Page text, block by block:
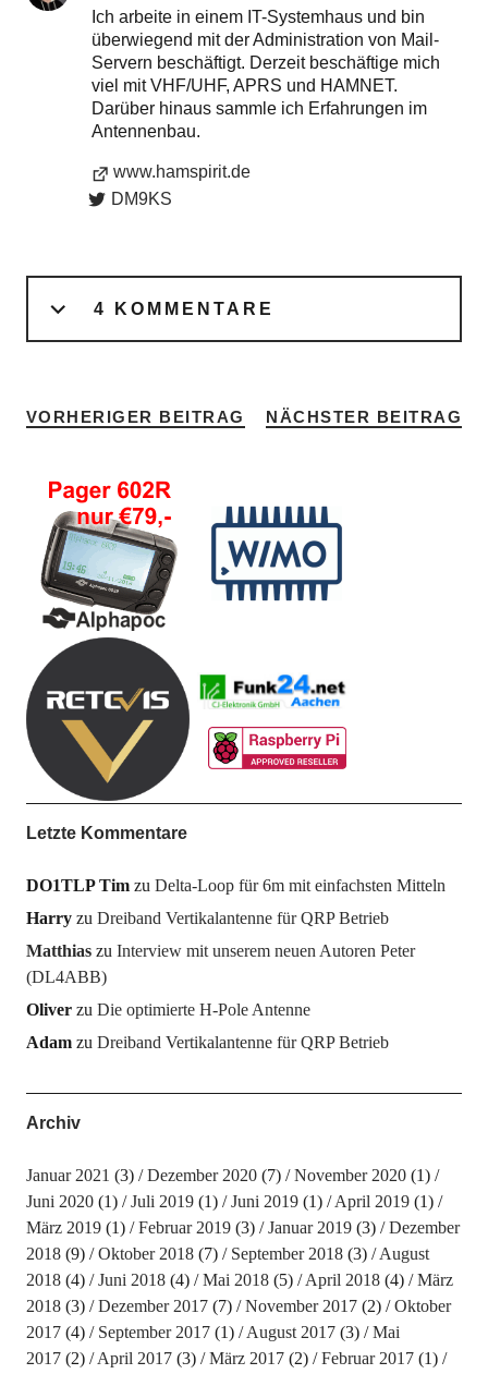
Ich arbeite in einem IT-Systemhaus und bin
überwiegend mit der Administration von Mail-
Servern beschäftigt. Derzeit beschäftige mich
viel mit VHF/UHF, APRS und HAMNET.
Darüber hinaus sammle ich Erfahrungen im
Antennenbau.
www.hamspirit.de
DM9KS
4 KOMMENTARE
VORHERIGER BEITRAG NÄCHSTER BEITRAG
Letzte Kommentare
DO1TLP Timzu Delta-Loop für 6m mit einfachsten Mitteln
Harryzu Dreiband Vertikalantenne für QRP Betrieb
Matthiaszu Interview mit unserem neuen Autoren Peter
(DL4ABB)
Oliverzu Die optimierte H-Pole Antenne
Adamzu Dreiband Vertikalantenne für QRP Betrieb
Archiv
Januar 2021 (3) Dezember 2020(7) November 2020(1)
Juni 2020(1) Juli 2019(1) Juni 2019(1) April 2019(1)
März 2019(1) Februar 2019(3) Januar 2019(3)
Dezember
2018(9) Oktober 2018(7) September 2018(3)
August
2018(4) Juni 2018(4) Mai 2018(5) April 2018(4)
März
2018(3) Dezember 2017(7) November 2017(2)
Oktober
2017(4) September 2017(1) August 2017(3)
Mai
2017(2) April 2017(3) März 2017(2) Februar 2017(1)